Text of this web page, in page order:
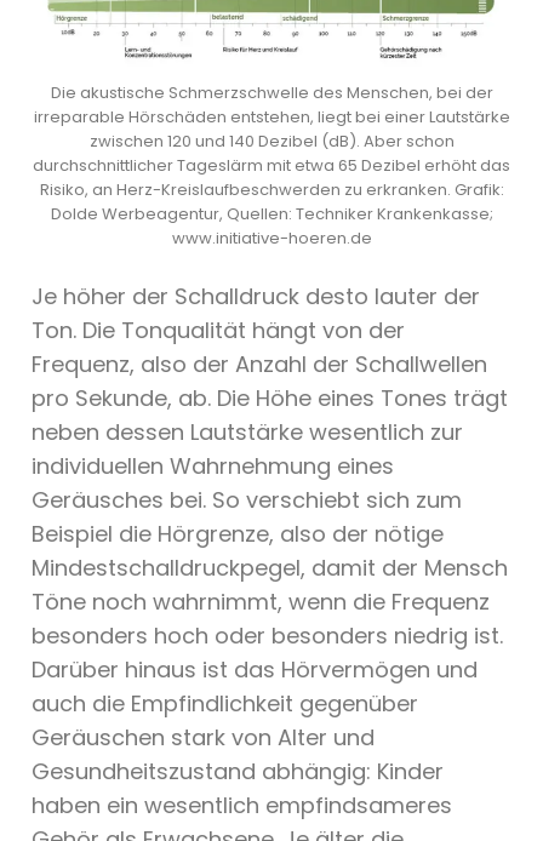
Die akustische Schmerzschwelle des Menschen, bei der
irreparable Hörschäden entstehen, liegt bei einer Lautstärke
zwischen 120 und 140 Dezibel (dB). Aber schon
durchschnittlicher Tageslärm mit etwa 65 Dezibel erhöht das
Risiko, an Herz-Kreislaufbeschwerden zu erkranken. Grafik:
Dolde Werbeagentur, Quellen: Techniker Krankenkasse;
www.initiative-hoeren.de
Je höher der Schalldruck desto lauter der
Ton. Die Tonqualität hängt von der
Frequenz, also der Anzahl der Schallwellen
pro Sekunde, ab. Die Höhe eines Tones trägt
neben dessen Lautstärke wesentlich zur
individuellen Wahrnehmung eines
Geräusches bei. So verschiebt sich zum
Beispiel die Hörgrenze, also der nötige
Mindestschalldruckpegel, damit der Mensch
Töne noch wahrnimmt, wenn die Frequenz
besonders hoch oder besonders niedrig ist.
Darüber hinaus ist das Hörvermögen und
auch die Empfindlichkeit gegenüber
Geräuschen stark von Alter und
Gesundheitszustand abhängig: Kinder
haben ein wesentlich empfindsameres